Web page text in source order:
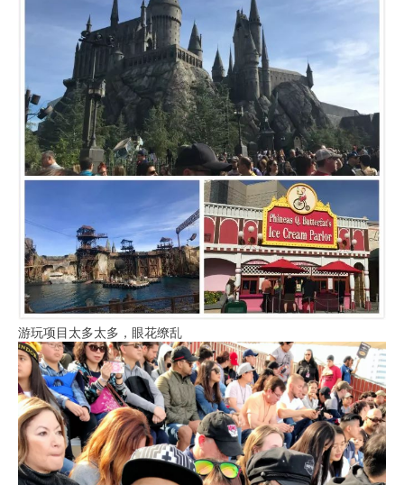
游玩项目太多太多，眼花缭乱